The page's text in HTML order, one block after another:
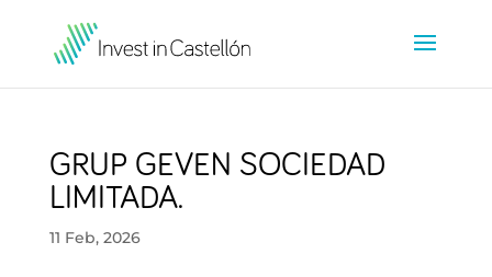
GRUP GEVEN SOCIEDAD
LIMITADA.
11 Feb, 2026